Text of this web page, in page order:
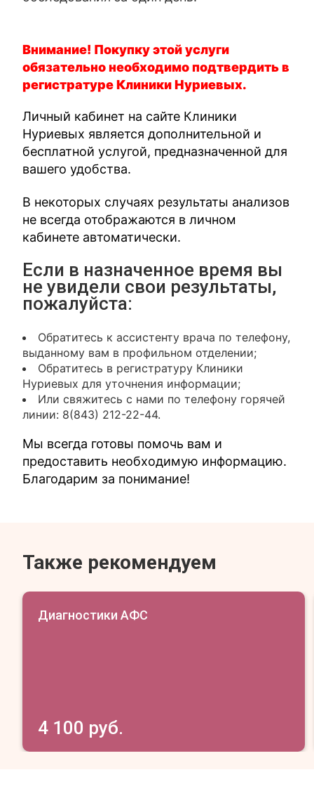
Внимание! Покупку этой услуги
обязательно необходимо подтвердить в
регистратуре Клиники Нуриевых.
Личный кабинет на сайте Клиники
Нуриевых является дополнительной и
бесплатной услугой, предназначенной для
вашего удобства.
В некоторых случаях результаты анализов
не всегда отображаются в личном
кабинете автоматически.
Если в назначенное время вы
не увидели свои результаты,
пожалуйста:
Обратитесь к ассистенту врача по телефону,
выданному вам в профильном отделении;
Обратитесь в регистратуру Клиники
Нуриевых для уточнения информации;
Или свяжитесь с нами по телефону горячей
линии: 8(843) 212-22-44.
Мы всегда готовы помочь вам и
предоставить необходимую информацию.
Благодарим за понимание!
Также рекомендуем
Диагностики АФС
4 100 руб.